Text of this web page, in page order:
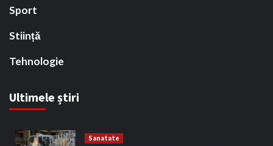
Sport
Stiință
Tehnologie
Ultimele știri
Sanatate